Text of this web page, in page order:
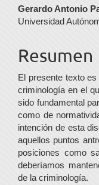
principal
del
artículo
Gerardo Antonio
Universidad
Resumen
El presente texto
criminología en el
sido fundamental
como de
intención de esta
aquellos puntos
posiciones como
deberíamos
de la criminología.